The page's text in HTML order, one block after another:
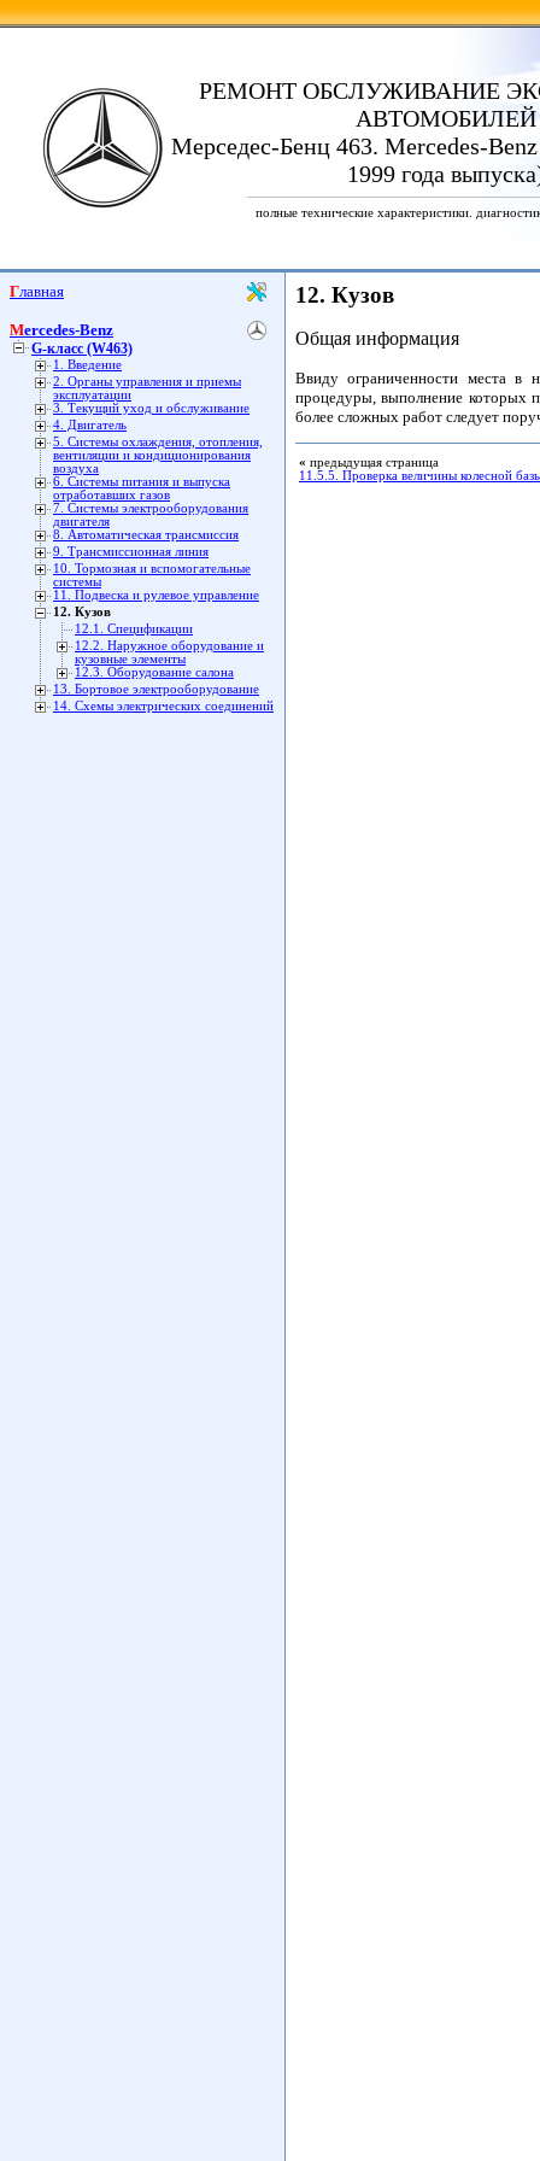
РЕМОНТ ОБСЛУЖИВАНИЕ
АВТОМОБИЛЕЙ
Мерседес-Бенц 463. Mercedes-
1999 года
полные технические характеристики.
Главная
Mercedes-Benz
G-класс (W463)
1. Введение
2. Органы управления и приемы
эксплуатации
3. Текущий уход и обслуживание
4. Двигатель
5. Системы охлаждения, отопления,
вентиляции и кондиционирования
воздуха
6. Системы питания и выпуска
отработавших газов
7. Системы электрооборудования
двигателя
8. Автоматическая трансмиссия
9. Трансмиссионная линия
10. Тормозная и вспомогательные
системы
11. Подвеска и рулевое управление
12. Кузов
12.1. Спецификации
12.2. Наружное оборудование и
кузовные элементы
12.3. Оборудование салона
13. Бортовое электрооборудование
14. Схемы электрических соединений
12. Кузов
Общая информация
Ввиду ограниченности места в
процедуры, выполнение которых
более сложных работ следует
« предыдущая страница
11.5.5. Проверка величины колесной